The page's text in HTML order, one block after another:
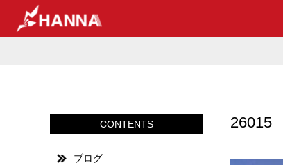
26015
CONTENTS
ブログ